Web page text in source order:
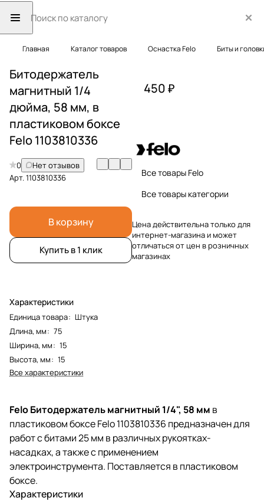
Главная Каталог товаров Оснастка Felo Биты и
Битодержатель
магнитный 1/4
дюйма, 58 мм, в
пластиковом боксе
Felo 1103810336
0
Нет отзывов
Арт.1103810336
В корзину
Купить в 1 клик
Характеристики
Единица товара: Штука
Длина, мм: 75
Ширина, мм: 15
Высота, мм: 15
Все характеристики
450 ₽
Все товары Felo
Все товары категории
Цена действительна только для
интернет-магазина и может
отличаться от цен в розничных
магазинах
Felo Битодержатель магнитный 1/4", 58 мм в
пластиковом боксе Felo 1103810336 предназначен для
работ с битами 25 мм в различных рукоятках-
насадках, а также с применением
электроинструмента. Поставляется в пластиковом
боксе.
Характеристики